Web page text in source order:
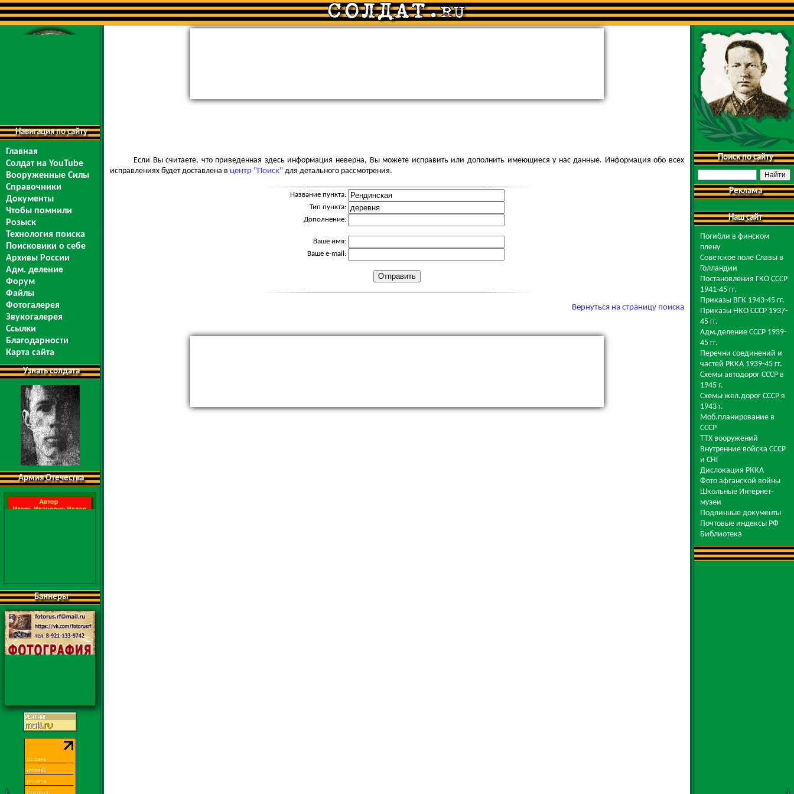
Навигация по сайту
Главная
Солдат на YouTube
Вооруженные Силы
Справочники
Документы
Чтобы помнили
Розыск
Технология поиска
Поисковики о себе
Архивы России
Адм. деление
Форум
Файлы
Фотогалерея
Звукогалерея
Ссылки
Благодарности
Карта сайта
Узнать солдата
Армия Отечества
Баннеры
Если Вы считаете, что приведенная здесь информация неверна, Вы можете исправить или дополнить имеющиеся у нас данные. Информация обо всех
исправлениях будет доставлена в центр "Поиск" для детального рассмотрения.
Название пункта:
Тип пункта:
Дополнение:
Ваше имя:
Ваше e-mail:
Вернуться на страницу поиска
Поиск по сайту
Реклама
Наш сайт
Погибли в финском
плену
Советское поле Славы в
Голландии
Постановления ГКО СССР
1941-45 гг.
Приказы ВГК 1943-45 гг.
Приказы НКО СССР 1937-
45 гг.
Адм.деление СССР 1939-
45 гг.
Перечни соединений и
частей РККА 1939-45 гг.
Схемы автодорог СССР в
1945 г.
Схемы жел.дорог СССР в
1943 г.
Моб.планирование в
СССР
ТТХ вооружений
Внутренние войска СССР
и СНГ
Дислокация РККА
Фото афганской войны
Школьные Интернет-
музеи
Подлинные документы
Почтовые индексы РФ
Библиотека